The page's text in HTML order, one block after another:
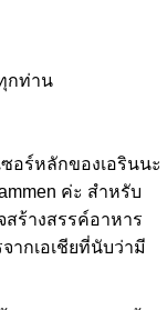
กท่าน
อร์หลักของเอรินนะ
ค่ะ สำหรับ
สร้างสรรค์อาหาร
ากเอเชียที่นับว่ามี